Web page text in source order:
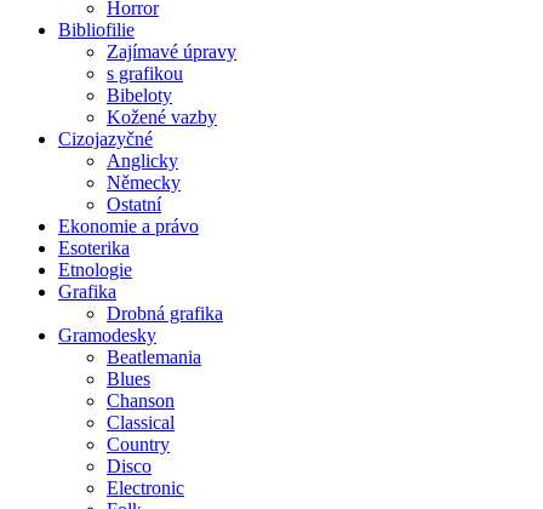
Horror
Bibliofilie
Zajímavé úpravy
s grafikou
Bibeloty
Kožené vazby
Cizojazyčné
Anglicky
Německy
Ostatní
Ekonomie a právo
Esoterika
Etnologie
Grafika
Drobná grafika
Gramodesky
Beatlemania
Blues
Chanson
Classical
Country
Disco
Electronic